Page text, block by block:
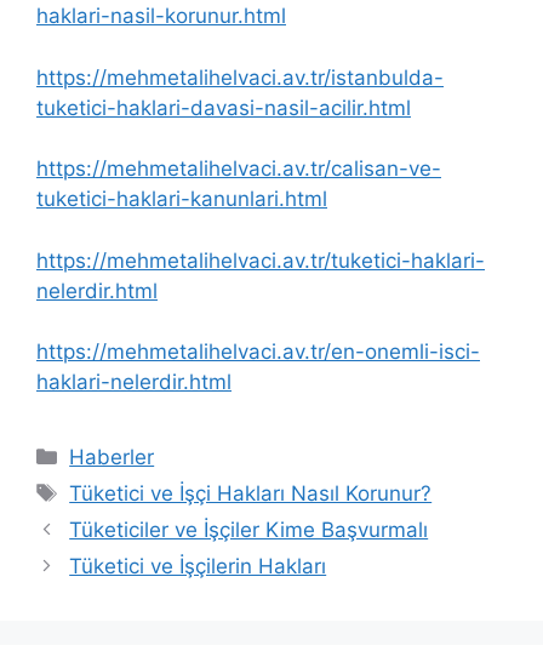
haklari-nasil-korunur.html
https://mehmetalihelvaci.av.tr/istanbulda-
tuketici-haklari-davasi-nasil-acilir.html
https://mehmetalihelvaci.av.tr/calisan-ve-
tuketici-haklari-kanunlari.html
https://mehmetalihelvaci.av.tr/tuketici-haklari-
nelerdir.html
https://mehmetalihelvaci.av.tr/en-onemli-isci-
haklari-nelerdir.html
Kategoriler
Haberler
Etiketler
Tüketici ve İşçi Hakları Nasıl Korunur?
Tüketiciler ve İşçiler Kime Başvurmalı
Tüketici ve İşçilerin Hakları